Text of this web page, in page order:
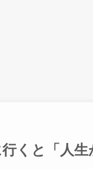
くと「人